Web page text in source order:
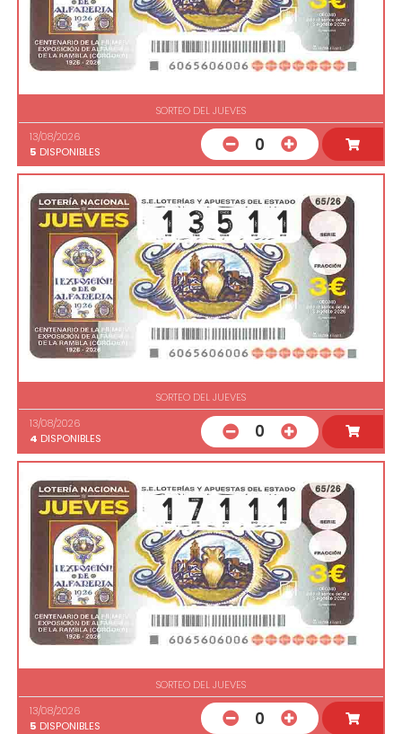
SORTEO DEL JUEVES
13/08/2026
5 DISPONIBLES 0
SORTEO DEL JUEVES
13/08/2026
4 DISPONIBLES 0
SORTEO DEL JUEVES
13/08/2026
5 DISPONIBLES 0